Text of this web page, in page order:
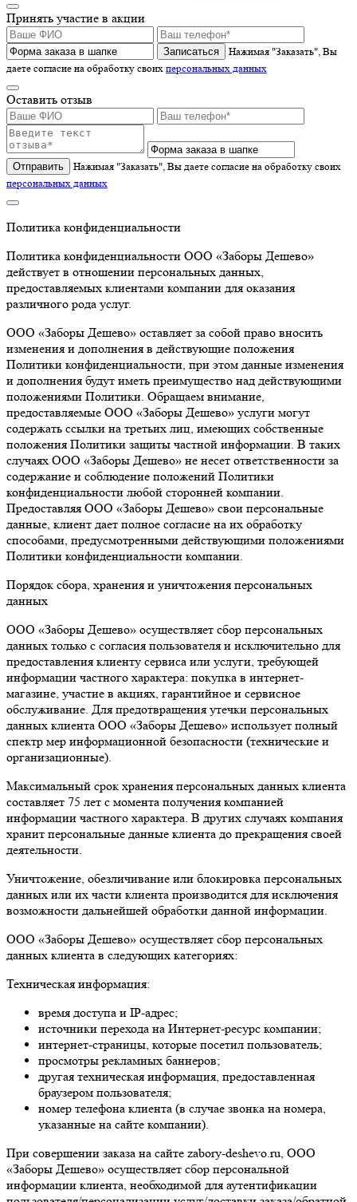
Принять участие в акции
Записаться
Нажимая "Заказать", Вы
даете согласие на обработку своих персональных данных
Оставить отзыв
Отправить
Нажимая "Заказать", Вы даете согласие на обработку своих
персональных данных
Политика конфиденциальности
Политика конфиденциальности ООО «Заборы Дешево»
действует в отношении персональных данных,
предоставляемых клиентами компании для оказания
различного рода услуг.
ООО «Заборы Дешево» оставляет за собой право вносить
изменения и дополнения в действующие положения
Политики конфиденциальности, при этом данные изменения
и дополнения будут иметь преимущество над действующими
положениями Политики. Обращаем внимание,
предоставляемые ООО «Заборы Дешево» услуги могут
содержать ссылки на третьих лиц, имеющих собственные
положения Политики защиты частной информации. В таких
случаях ООО «Заборы Дешево» не несет ответственности за
содержание и соблюдение положений Политики
конфиденциальности любой сторонней компании.
Предоставляя ООО «Заборы Дешево» свои персональные
данные, клиент дает полное согласие на их обработку
способами, предусмотренными действующими положениями
Политики конфиденциальности компании.
Порядок сбора, хранения и уничтожения персональных
данных
ООО «Заборы Дешево» осуществляет сбор персональных
данных только с согласия пользователя и исключительно для
предоставления клиенту сервиса или услуги, требующей
информации частного характера: покупка в интернет-
магазине, участие в акциях, гарантийное и сервисное
обслуживание. Для предотвращения утечки персональных
данных клиента ООО «Заборы Дешево» использует полный
спектр мер информационной безопасности (технические и
организационные).
Максимальный срок хранения персональных данных клиента
составляет 75 лет с момента получения компанией
информации частного характера. В других случаях компания
хранит персональные данные клиента до прекращения своей
деятельности.
Уничтожение, обезличивание или блокировка персональных
данных или их части клиента производится для исключения
возможности дальнейшей обработки данной информации.
ООО «Заборы Дешево» осуществляет сбор персональных
данных клиента в следующих категориях:
Техническая информация:
время доступа и IP-адрес;
источники перехода на Интернет-ресурс компании;
интернет-страницы, которые посетил пользователь;
просмотры рекламных баннеров;
другая техническая информация, предоставленная
браузером пользователя;
номер телефона клиента (в случае звонка на номера,
указанные на сайте компании).
При совершении заказа на сайте zabory-deshevo.ru, ООО
«Заборы Дешево» осуществляет сбор персональной
информации клиента, необходимой для аутентификации